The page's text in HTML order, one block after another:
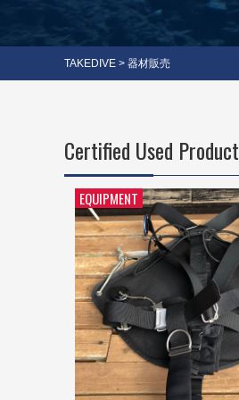
TAKEDIVE > 器材販売
Certified Used Product
EQUIPMENT